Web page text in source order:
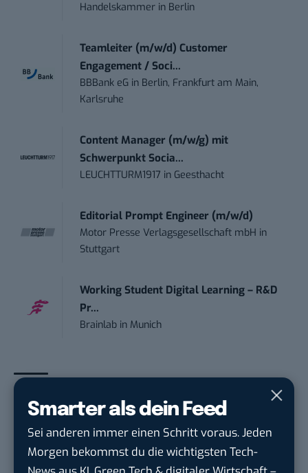
Smarter als dein Feed
Sei anderen immer einen Schritt voraus. Jeden
Morgen bekommst du die wichtigsten Tech-
Handelskammer in Berlin
Teamleiter (m/w/d) Customer
Engagement / Soci...
BBBank eG in Berlin, Frankfurt am Main,
Karlsruhe
Content Manager (m/w/g) mit
Schwerpunkt Socia...
LEUCHTTURM1917 in Geesthacht
Editorial Prompt Engineer (m/w/d)
Motor Presse Verlagsgesellschaft mbH in
Stuttgart
Working Student Digital Learning – R&D
Pr...
Brainlab in Munich
THEMEN: MARKETING